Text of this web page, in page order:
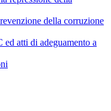
della corruzione
atti di adeguamento a